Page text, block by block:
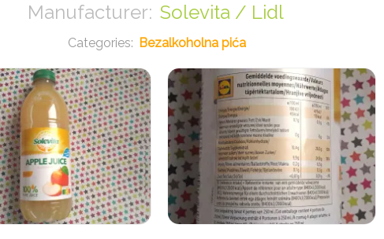
Solevita / Lidl
Bezalkoholna pića